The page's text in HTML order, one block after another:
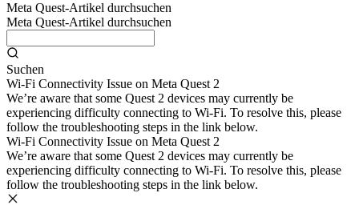
Meta Quest-Artikel durchsuchen
Meta Quest-Artikel durchsuchen
Suchen
Wi-Fi Connectivity Issue on Meta Quest 2
We’re aware that some Quest 2 devices may currently be
experiencing difficulty connecting to Wi-Fi. To resolve this, please
follow the troubleshooting steps in the link below.
Wi-Fi Connectivity Issue on Meta Quest 2
We’re aware that some Quest 2 devices may currently be
experiencing difficulty connecting to Wi-Fi. To resolve this, please
follow the troubleshooting steps in the link below.